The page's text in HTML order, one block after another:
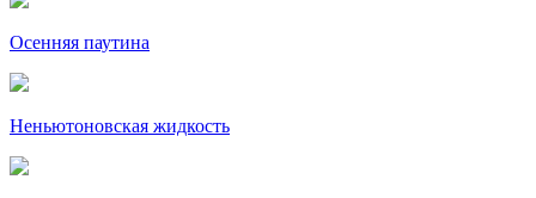
Осенняя паутина
Неньютоновская жидкость